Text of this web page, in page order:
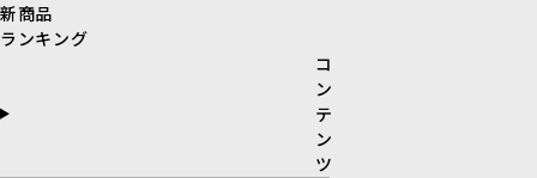
新商品
ランキング
コ
ン
テ
ン
ツ